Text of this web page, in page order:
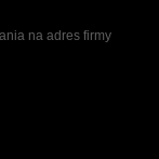
na adres firmy